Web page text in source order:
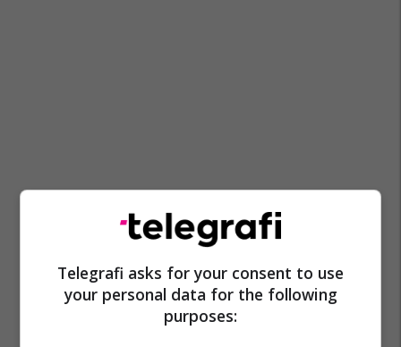
Telegrafi asks for your consent to use
your personal data for the following
purposes: